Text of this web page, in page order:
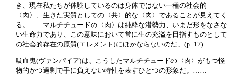
き、現在私たちが体験しているのは身体ではない一種の社会的
〈肉〉、生きた実質としての〈共〉的な〈肉〉であることが見えてく
る。……マルチチュードの〈肉〉は純粋な潜勢力、いまだ形をなさな
い生命力であり、この意味において常に生の充溢を目指すものとして
の社会的存在の原質(エレメント)にほかならないのだ。(p. 17)
吸血鬼(ヴァンパイア)は、こうしたマルチチュードの〈肉〉がもつ怪
物的かつ過剰で手に負えない特性を表すひとつの形象だ。……